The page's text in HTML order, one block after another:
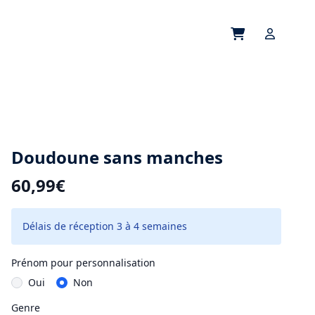
Open cartOpen
Doudoune sans manches
60,99€
Délais de réception 3 à 4 semaines
Prénom pour personnalisation
Oui
Non
Genre